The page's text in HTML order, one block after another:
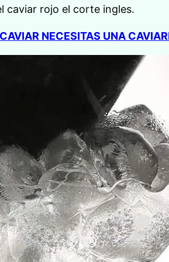
caviar rojo el corte ingles.
NECESITAS UNA